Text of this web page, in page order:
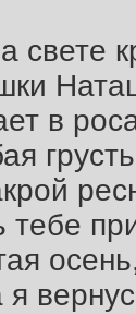
свете
в
тебе
я